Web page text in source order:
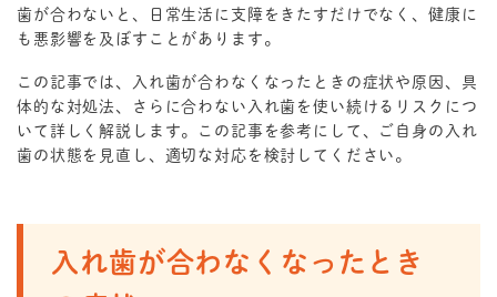
歯が合わないと、日常生活に支障をきたすだけでなく、健康に
も悪影響を及ぼすことがあります。
この記事では、入れ歯が合わなくなったときの症状や原因、具
体的な対処法、さらに合わない入れ歯を使い続けるリスクにつ
いて詳しく解説します。この記事を参考にして、ご自身の入れ
歯の状態を見直し、適切な対応を検討してください。
入れ歯が合わなくなったとき